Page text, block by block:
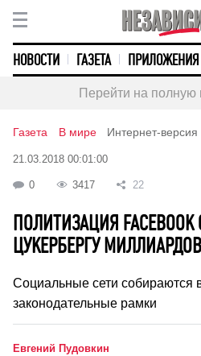
НОВОСТИ ГАЗЕТА ПРИЛОЖЕНИЯ
Перейти на полную
Газета В мире Интернет-версия
21.03.2018 00:01:00
0 3417 22
ПОЛИТИЗАЦИЯ
ЦУКЕРБЕРГУ МИЛЛИАРДОВ
Социальные сети собираются
законодательные рамки
Евгений Пудовкин